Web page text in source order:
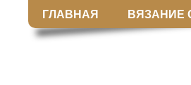
ГЛАВНАЯ ВЯЗАНИЕ